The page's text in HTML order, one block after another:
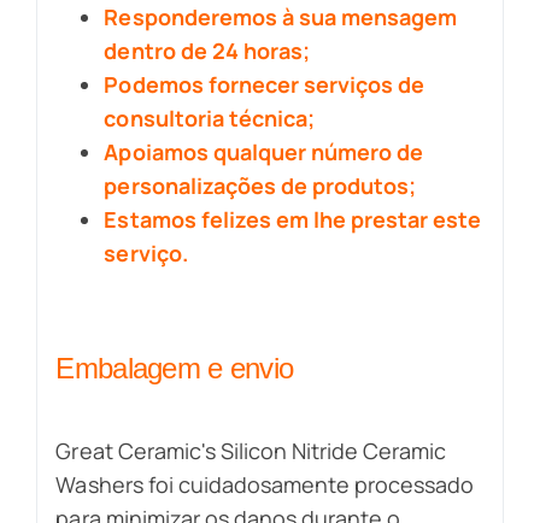
Responderemos à sua mensagem
dentro de 24 horas;
Podemos fornecer serviços de
consultoria técnica;
Apoiamos qualquer número de
personalizações de produtos;
Estamos felizes em lhe prestar este
serviço.
Embalagem e envio
Great Ceramic's Silicon Nitride Ceramic
Washers foi cuidadosamente processado